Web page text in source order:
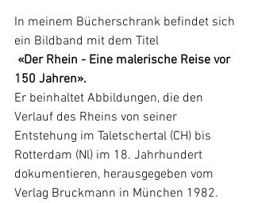
In meinem Bücherschrank befindet sich
ein Bildband mit dem Titel
«Der Rhein - Eine malerische Reise vor
150 Jahren».
Er beinhaltet Abbildungen, die den
Verlauf des Rheins von seiner
Entstehung im Taletschertal (CH) bis
Rotterdam (Nl) im 18. Jahrhundert
dokumentieren, herausgegeben vom
Verlag Bruckmann in München 1982.